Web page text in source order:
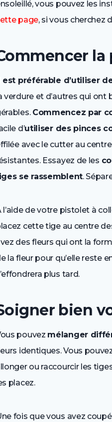
vous pouvez les
page, si vous cherchez
est préférable d’utiliser
verdure et d’autres qui
Commencez par
d’utiliser des pinces
avec le cutter au
Essayez de les
se rassemblent.
l’aide de votre pistolet à
cette tige au centre
des fleurs qui ont la
la fleur pour qu’elle reste
plus tard.
bien
pouvez mélanger
identiques. Vous
ou raccourcir les
placez.
fois que vous avez